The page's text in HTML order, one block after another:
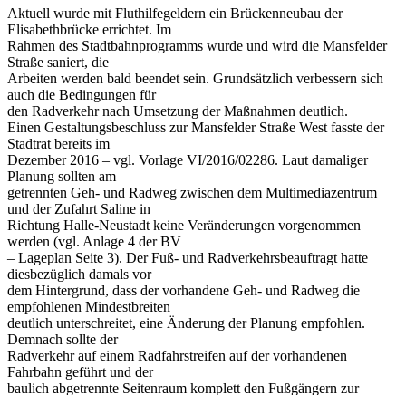
Aktuell wurde mit Fluthilfegeldern ein Brückenneubau der
Elisabethbrücke errichtet. Im
Rahmen des Stadtbahnprogramms wurde und wird die Mansfelder
Straße saniert, die
Arbeiten werden bald beendet sein. Grundsätzlich verbessern sich
auch die Bedingungen für
den Radverkehr nach Umsetzung der Maßnahmen deutlich.
Einen Gestaltungsbeschluss zur Mansfelder Straße West fasste der
Stadtrat bereits im
Dezember 2016 – vgl. Vorlage VI/2016/02286. Laut damaliger
Planung sollten am
getrennten Geh- und Radweg zwischen dem Multimediazentrum
und der Zufahrt Saline in
Richtung Halle-Neustadt keine Veränderungen vorgenommen
werden (vgl. Anlage 4 der BV
– Lageplan Seite 3). Der Fuß- und Radverkehrsbeauftragt hatte
diesbezüglich damals vor
dem Hintergrund, dass der vorhandene Geh- und Radweg die
empfohlenen Mindestbreiten
deutlich unterschreitet, eine Änderung der Planung empfohlen.
Demnach sollte der
Radverkehr auf einem Radfahrstreifen auf der vorhandenen
Fahrbahn geführt und der
baulich abgetrennte Seitenraum komplett den Fußgängern zur